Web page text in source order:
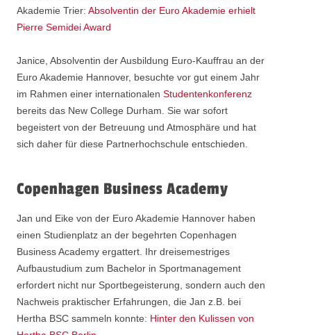
Akademie Trier:Absolventin der Euro Akademie erhielt
Pierre Semidei Award
Janice, Absolventin der Ausbildung Euro-Kauffrau an der
Euro Akademie Hannover, besuchte vor gut einem Jahr
im Rahmen einer internationalenStudentenkonferenz
bereits das New College Durham. Sie war sofort
begeistert von der Betreuung und Atmosphäre und hat
sich daher für diese Partnerhochschule entschieden.
Copenhagen Business Academy
Jan und Eike von der Euro Akademie Hannover haben
einen Studienplatz an der begehrten Copenhagen
Business Academy ergattert. Ihr dreisemestriges
Aufbaustudium zum Bachelor in Sportmanagement
erfordert nicht nur Sportbegeisterung, sondern auch den
Nachweis praktischer Erfahrungen, die Jan z.B. bei
Hertha BSC sammeln konnte: Hinter den Kulissen von